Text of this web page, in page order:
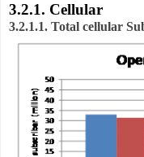
3.2.1. Cellular
3.2.1.1. Total cellular